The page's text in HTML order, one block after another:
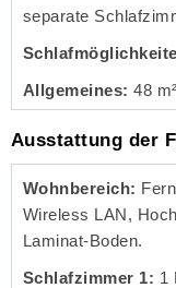
separate
Allgemeines:48
Ausstattung der
Wohnbereich:
Wireless LAN,
Laminat-Boden.
Schlafzimmer 1: 1